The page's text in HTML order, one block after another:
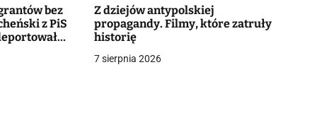
bez
z PiS
Z dziejów antypolskiej
propagandy. Filmy, które zatruły
historię
7 sierpnia 2026